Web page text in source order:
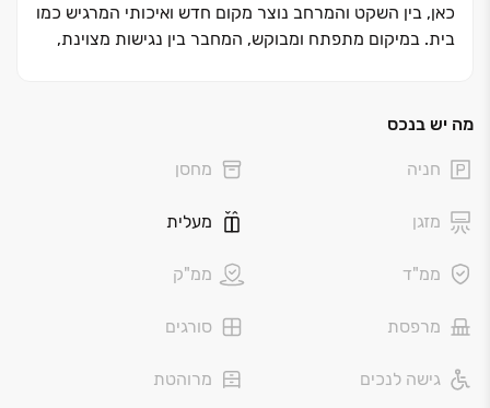
כאן, בין השקט והמרחב נוצר מקום חדש ואיכותי המרגיש כמו
בית. במיקום מתפתח ומבוקש, המחבר בין נגישות מצוינת,
גדולות, מרחבים מוארים ונוף פתוח וירוק. התקבל
בסמיכות לשכונת כרמי גת המתפתחת. הפרויקט ממוקם
ופסטורלי.
שכולו תכנון עירוני חכם שכבר קורם עור וגידים (אחד
של נחל לכיש הדרומי, שעתיד להפוך לציר נופי, ירוק ומלא
מה יש בנכס
חניה מחסן
מזגן מעלית
ממ"ד ממ"ק
מרפסת סורגים
גישה לנכים מרוהטת